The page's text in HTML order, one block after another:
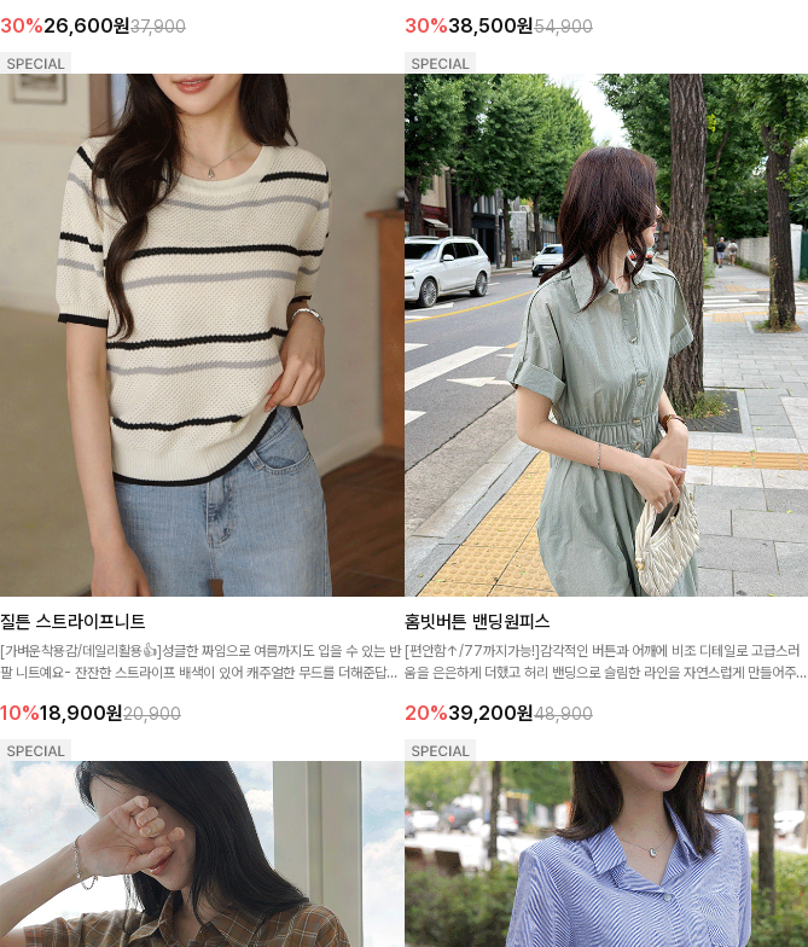
30%26,600원37,900 30%38,500원54,900
질튼 스트라이프니트
[가벼운착용감/데일리활용👍]성글한 짜임으로 여름까지도 입을 수 있는 반
팔 니트예요- 잔잔한 스트라이프 배색이 있어 캐주얼한 무드를 더해준답니
10%18,900원20,900
홈빗버튼 밴딩원피스
[편안함↑/77까지가능!]감각적인 버튼과 어깨에 비조 디테일로 고급스러
움을 은은하게 더했고 허리 밴딩으로 슬림한 라인을 자연스럽게 만들어주는
20%39,200원48,900